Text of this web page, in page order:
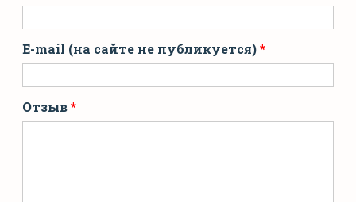
E-mail (на сайте не публикуется)
Отзыв